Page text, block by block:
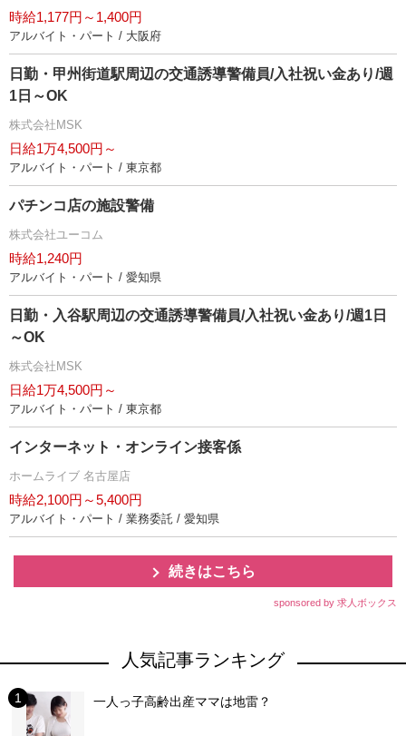
時給1,177円～1,400円
アルバイト・パート / 大阪府
日勤・甲州街道駅周辺の交通誘導警備員/入社祝い金あり/週
1日～OK
株式会社MSK
日給1万4,500円～
アルバイト・パート / 東京都
パチンコ店の施設警備
株式会社ユーコム
時給1,240円
アルバイト・パート / 愛知県
日勤・入谷駅周辺の交通誘導警備員/入社祝い金あり/週1日
～OK
株式会社MSK
日給1万4,500円～
アルバイト・パート / 東京都
インターネット・オンライン接客係
ホームライブ 名古屋店
時給2,100円～5,400円
アルバイト・パート / 業務委託 / 愛知県
続きはこちら
sponsored by 求人ボックス
人気記事ランキング
一人っ子高齢出産ママは地雷？